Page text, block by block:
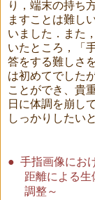
り，端末の持ち
ますことは難し
いました．また
いたところ，「
答をする難しさ
は初めてでした
ことができ、貴
日に体調を崩し
しっかりしたい
● 手指画像にお
距離による
調整～